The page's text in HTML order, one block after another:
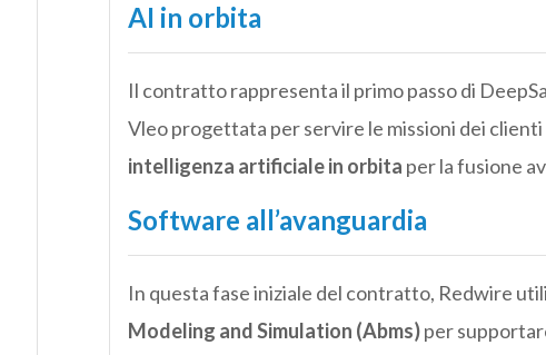
AI in orbita
Il contratto rappresenta il primo passo di
Vleo progettata per servire le missioni dei clienti
intelligenza artificiale in orbita per la fusione
Software all’avanguardia
In questa fase iniziale del contratto, Redwire
Modeling and Simulation (Abms)per